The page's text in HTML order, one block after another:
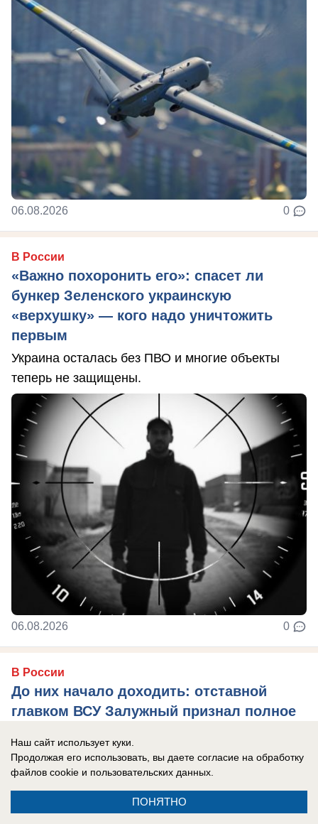
06.08.2026 0
В России
«Важно похоронить его»: спасет ли
бункер Зеленского украинскую
«верхушку» — кого надо уничтожить
первым
Украина осталась без ПВО и многие объекты
теперь не защищены.
06.08.2026 0
В России
До них начало доходить: отставной
главком ВСУ Залужный признал полное
Российская армия нашла противодействие
практически всему вооружению НАТО, которые
использовал Киев в зоне боевых действий, ...
Наш сайт использует куки.
Продолжая его использовать, вы даете согласие на обработку
файлов cookie и пользовательских данных.
ПОНЯТНО